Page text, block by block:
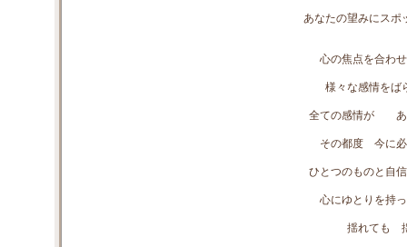
あなたの望みにスポ
心の焦点を合わ
様々な感情をば
全ての感情が あ
その都度 今に
ひとつのものと自
心にゆとりを持
揺れても